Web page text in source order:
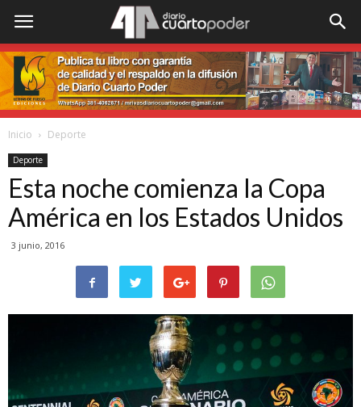
Inicio Deporte
Deporte
Esta noche comienza la Copa
América en los Estados Unidos
3 junio, 2016